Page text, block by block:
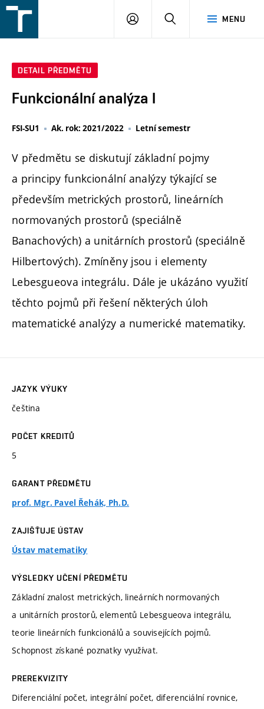
v
MENU
PŘIHLÁŠENÍ
DETAIL PŘEDMĚTU
Funkcionální analýza I
FSI-SU1 Ak. rok: 2021/2022 Letní semestr
V předmětu se diskutují základní pojmy
a principy funkcionální analýzy týkající se
především metrických prostorů, lineárních
normovaných prostorů (speciálně
Banachových) a unitárních prostorů (speciálně
Hilbertových). Zmíněny jsou i elementy
Lebesgueova integrálu. Dále je ukázáno využití
těchto pojmů při řešení některých úloh
matematické analýzy a numerické matematiky.
JAZYK VÝUKY
čeština
POČET KREDITŮ
5
GARANT PŘEDMĚTU
prof. Mgr. Pavel Řehák, Ph.D.
ZAJIŠŤUJE ÚSTAV
Ústav matematiky
VÝSLEDKY UČENÍ PŘEDMĚTU
Základní znalost metrických, lineárních normovaných
a unitárních prostorů, elementů Lebesgueova integrálu,
teorie lineárních funkcionálů a souvisejících pojmů.
Schopnost získané poznatky využívat.
PREREKVIZITY
Diferenciální počet, integrální počet, diferenciální rovnice,